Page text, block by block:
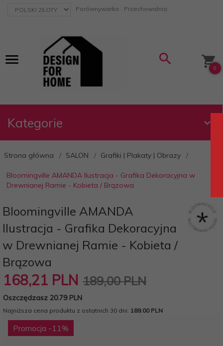
currency_h Porównywarka Przechowalnia
0
Kategorie
Strona główna SALON Grafiki | Plakaty | Obrazy
Bloomingville AMANDA Ilustracja - Grafika Dekoracyjna w
Drewnianej Ramie - Kobieta / Brązowa
Bloomingville AMANDA
Ilustracja - Grafika Dekoracyjna
w Drewnianej Ramie - Kobieta /
Brązowa
168,21 PLN 189,00 PLN
Oszczędzasz 20.79 PLN
Najniższa cena produktu z ostatnich 30 dni: 189.00 PLN
Promocja -11%